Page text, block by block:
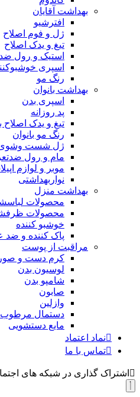
بهداشت آقایان
افترشیو
ژل و فوم اصلاح
تیغ و یدک اصلاح
استیک و رول
اسپری
رنگ مو
بهداشت بانوان
اسپری بدن
پد روزانه
تیغ و یدک اصلاح
رنگ مو بانوان
ژل شست وشوی
مام و رول
موبر و لوازم
نواربهداشتی
بهداشت منزل
محصولات
محصولات
خوشبو کننده
پاک کننده و ضد
مراقبت از پوست
کرم دست و
لوسیون بدن
شامپو بدن
صابون
وازلین
دستمال مرطوب
مایع دستشویی
نماد اعتماد
تماس با ما
اشتراک گذاری در شبکه های